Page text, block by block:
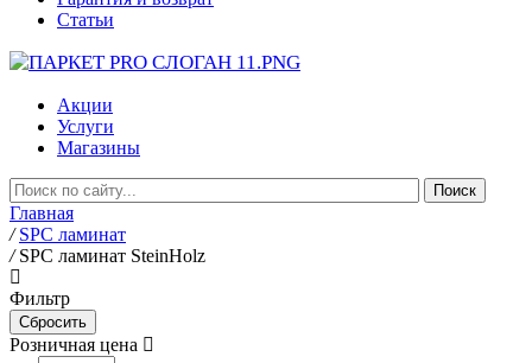
Статьи
Акции
Услуги
Магазины
Главная
/ SPC ламинат
/ SPC ламинат SteinHolz
Фильтр
Розничная цена